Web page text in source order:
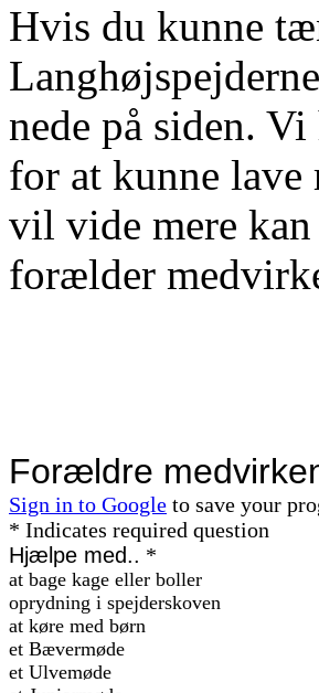
Hvis du kunne
nede på siden.
for at kunne
vil vide mere
forælder